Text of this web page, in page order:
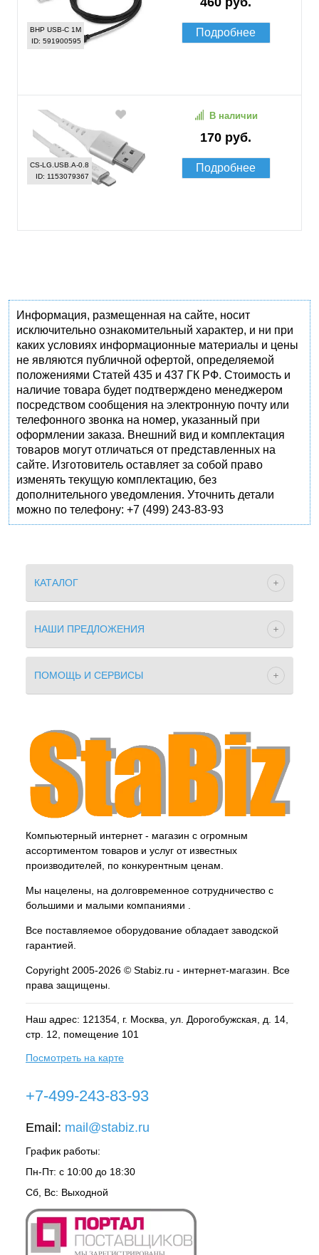
BHP USB-C 1M
ID: 591900595
Подробнее
CS-LG.USB.A-0.8
ID: 1153079367
170 руб.
В наличии
Подробнее
Информация, размещенная на сайте, носит
исключительно ознакомительный характер, и ни при
каких условиях информационные материалы и цены
не являются публичной офертой, определяемой
положениями Статей 435 и 437 ГК РФ. Стоимость и
наличие товара будет подтверждено менеджером
посредством сообщения на электронную почту или
телефонного звонка на номер, указанный при
оформлении заказа. Внешний вид и комплектация
товаров могут отличаться от представленных на
сайте. Изготовитель оставляет за собой право
изменять текущую комплектацию, без
дополнительного уведомления. Уточнить детали
можно по телефону: +7 (499) 243-83-93
КАТАЛОГ
НАШИ ПРЕДЛОЖЕНИЯ
ПОМОЩЬ И СЕРВИСЫ
Компьютерный интернет - магазин с огромным
ассортиментом товаров и услуг от известных
производителей, по конкурентным ценам.
Мы нацелены, на долговременное сотрудничество с
большими и малыми компаниями .
Все поставляемое оборудование обладает заводской
гарантией.
Copyright 2005-2026 © Stabiz.ru - интернет-магазин. Все
права защищены.
Наш адрес: 121354, г. Москва , ул. Дорогобужская, д. 14,
стр. 12, помещение 101
Посмотреть на карте
+7-499-243-83-93
Email: mail@stabiz.ru
График работы:
Пн-Пт: с 10:00 до 18:30
Сб, Вс: Выходной